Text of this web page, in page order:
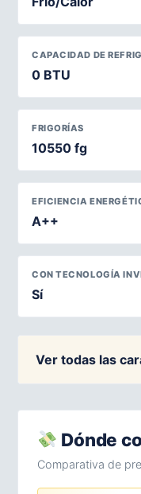
CAPACIDAD DE
0 BTU
FRIGORÍAS
10550 fg
EFICIENCIA
A++
CON TECNOLOGÍA
Sí
Ver todas las
Dónde
Comparativa de